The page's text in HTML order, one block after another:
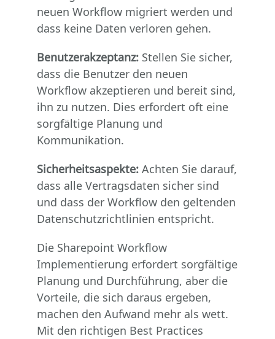
neuen Workflow migriert werden und
dass keine Daten verloren gehen.
Benutzerakzeptanz: Stellen Sie sicher,
dass die Benutzer den neuen
Workflow akzeptieren und bereit sind,
ihn zu nutzen. Dies erfordert oft eine
sorgfältige Planung und
Kommunikation.
Sicherheitsaspekte: Achten Sie darauf,
dass alle Vertragsdaten sicher sind
und dass der Workflow den geltenden
Datenschutzrichtlinien entspricht.
Die Sharepoint Workflow
Implementierung erfordert sorgfältige
Planung und Durchführung, aber die
Vorteile, die sich daraus ergeben,
machen den Aufwand mehr als wett.
Mit den richtigen Best Practices